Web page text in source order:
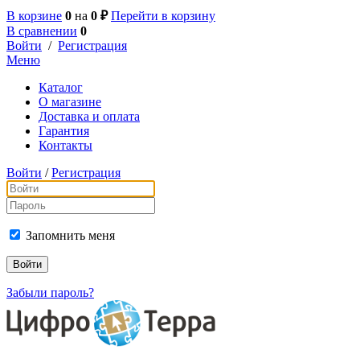
В корзине 0 на 0 ₽ Перейти в корзину
В сравнении 0
Войти / Регистрация
Меню
Каталог
О магазине
Доставка и оплата
Гарантия
Контакты
Войти / Регистрация
Запомнить меня
Забыли пароль?